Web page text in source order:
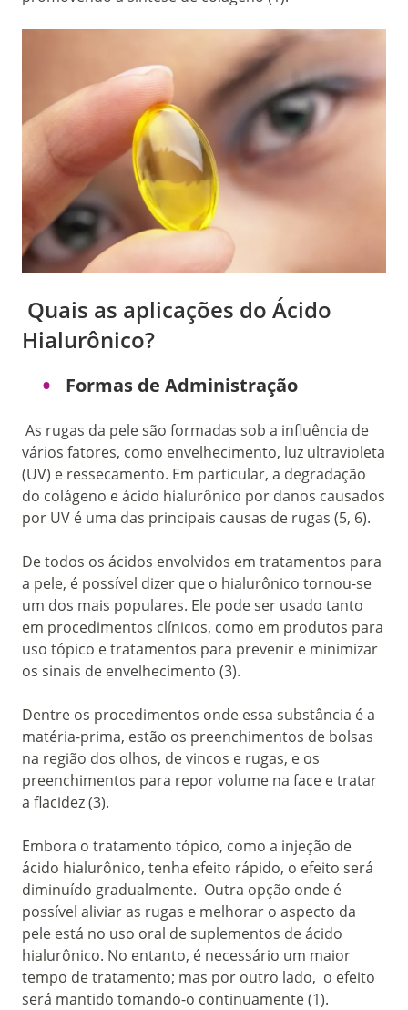
Quais as aplicações do Ácido
Hialurônico?
Formas de Administração
As rugas da pele são formadas sob a influência de
vários fatores, como envelhecimento, luz ultravioleta
(UV) e ressecamento. Em particular, a degradação
do colágeno e ácido hialurônico por danos causados
por UV é uma das principais causas de rugas (5, 6).
De todos os ácidos envolvidos em tratamentos para
a pele, é possível dizer que o hialurônico tornou-se
um dos mais populares. Ele pode ser usado tanto
em procedimentos clínicos, como em produtos para
uso tópico e tratamentos para prevenir e minimizar
os sinais de envelhecimento (3).
Dentre os procedimentos onde essa substância é a
matéria-prima, estão os preenchimentos de bolsas
na região dos olhos, de vincos e rugas, e os
preenchimentos para repor volume na face e tratar
a flacidez (3).
Embora o tratamento tópico, como a injeção de
ácido hialurônico, tenha efeito rápido, o efeito será
diminuído gradualmente. Outra opção onde é
possível aliviar as rugas e melhorar o aspecto da
pele está no uso oral de suplementos de ácido
hialurônico. No entanto, é necessário um maior
tempo de tratamento; mas por outro lado, o efeito
será mantido tomando-o continuamente (1).